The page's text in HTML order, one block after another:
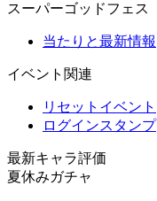
スーパーゴッドフェス
当たりと最新情報
イベント関連
リセットイベント
ログインスタンプ
最新キャラ評価
夏休みガチャ